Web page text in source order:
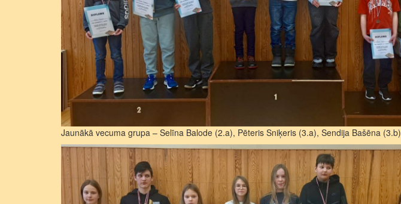
Jaunākā vecuma grupa – Selīna Balode (2.a), Pēteris Sniķeris (3.a), Sendija Bašēna (3.b)